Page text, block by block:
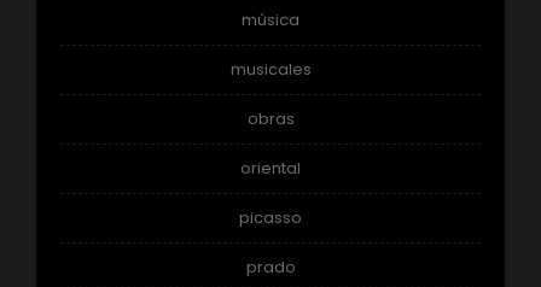
música
musicales
obras
oriental
picasso
prado